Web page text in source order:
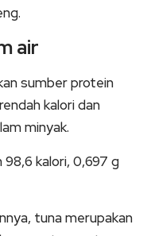
air
sumber protein
kalori dan
minyak.
kalori, 0,697 g
tuna merupakan